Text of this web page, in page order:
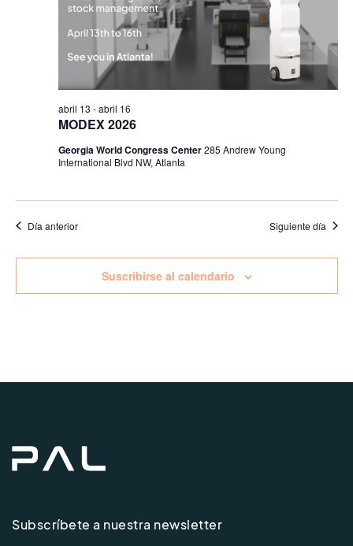
MODEX 2026
abril 13 -abril 16
Georgia World Congress Center285 Andrew Young
International Blvd NW, Atlanta
Día anterior Siguiente día
Suscribirse al calendario
Subscríbete a nuestra newsletter